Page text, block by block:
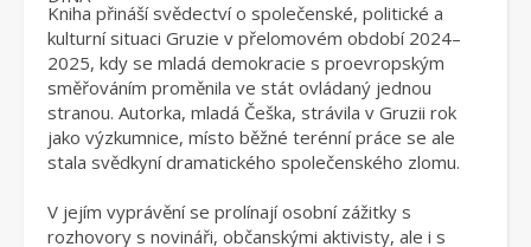
Kniha přináší svědectví o společenské, politické a
kulturní situaci Gruzie v přelomovém období 2024–
2025, kdy se mladá demokracie s proevropským
směřováním proměnila ve stát ovládaný jednou
stranou. Autorka, mladá Češka, strávila v Gruzii rok
jako výzkumnice, místo běžné terénní práce se ale
stala svědkyní dramatického společenského zlomu.
V jejím vyprávění se prolínají osobní zážitky s
rozhovory s novináři, občanskými aktivisty, ale i s